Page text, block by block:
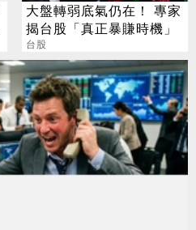
大盤轉弱底氣仍在！ 專家
揭台股「真正暴賺時機」
台股